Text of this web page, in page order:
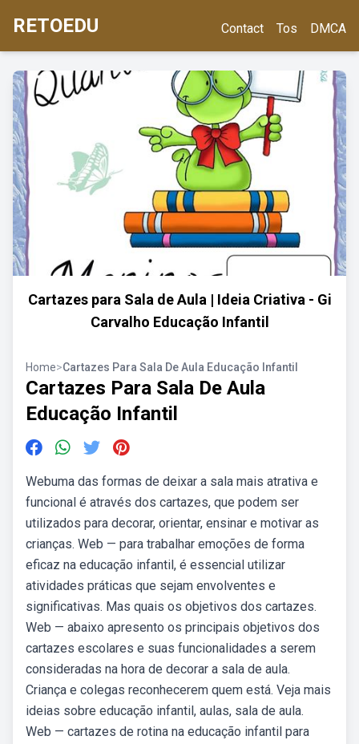
RETOEDU Contact Tos DMCA
Cartazes para Sala de Aula | Ideia Criativa - Gi
Carvalho Educação Infantil
Home>Cartazes Para Sala De Aula Educação Infantil
Cartazes Para Sala De Aula
Educação Infantil
Webuma das formas de deixar a sala mais atrativa e
funcional é através dos cartazes, que podem ser
utilizados para decorar, orientar, ensinar e motivar as
crianças. Web — para trabalhar emoções de forma
eficaz na educação infantil, é essencial utilizar
atividades práticas que sejam envolventes e
significativas. Mas quais os objetivos dos cartazes.
Web — abaixo apresento os principais objetivos dos
cartazes escolares e suas funcionalidades a serem
consideradas na hora de decorar a sala de aula.
Criança e colegas reconhecerem quem está. Veja mais
ideias sobre educação infantil, aulas, sala de aula.
Web — cartazes de rotina na educação infantil para